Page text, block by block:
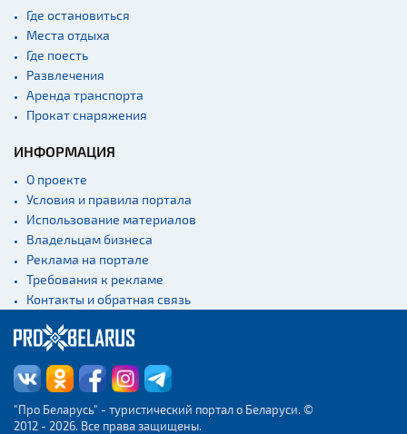
Где остановиться
Места отдыха
Где поесть
Развлечения
Аренда транспорта
Прокат снаряжения
ИНФОРМАЦИЯ
О проекте
Условия и правила портала
Использование материалов
Владельцам бизнеса
Реклама на портале
Требования к рекламе
Контакты и обратная связь
"Про Беларусь" - туристический портал о Беларуси. ©
2012 - 2026. Все права защищены.